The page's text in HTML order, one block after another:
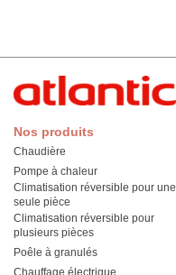
Nos produits
Chaudière
Pompe à chaleur
Climatisation réversible pour une
seule pièce
Climatisation réversible pour
plusieurs pièces
Poêle à granulés
Chauffage électrique